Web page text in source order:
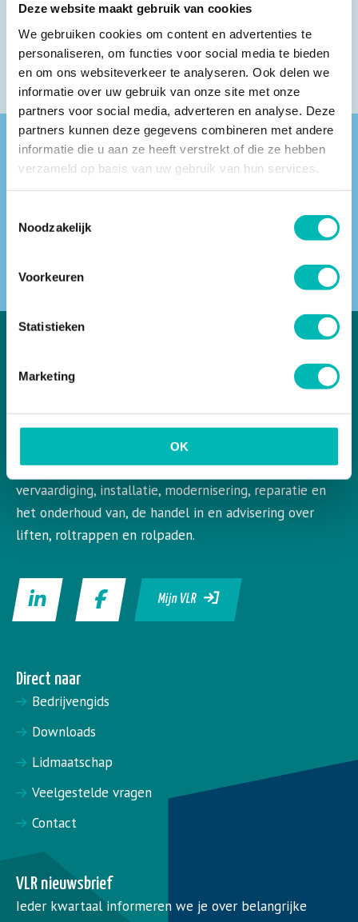
Deze website maakt gebruik van cookies
We gebruiken cookies om content en advertenties te
personaliseren, om functies voor social media te bieden
en om ons websiteverkeer te analyseren. Ook delen we
informatie over uw gebruik van onze site met onze
partners voor social media, adverteren en analyse. Deze
partners kunnen deze gegevens combineren met andere
informatie die u aan ze heeft verstrekt of die ze hebben
verzameld op basis van uw gebruik van hun services.
Noodzakelijk
Voorkeuren
Statistieken
Marketing
OK
Vind een VLR-vakbedrijf bij jou in de buurt
VLR is de Nederlandse vereniging voor liften en
roltrappen. VLR behartigt de belangen van de gehele
bedrijfstak en aangesloten leden op het gebied van de
vervaardiging, installatie, modernisering, reparatie en
het onderhoud van, de handel in en advisering over
liften, roltrappen en rolpaden.
Mijn VLR
Direct naar
Bedrijvengids
Downloads
Lidmaatschap
Veelgestelde vragen
Contact
VLR nieuwsbrief
Ieder kwartaal informeren we je over belangrijke